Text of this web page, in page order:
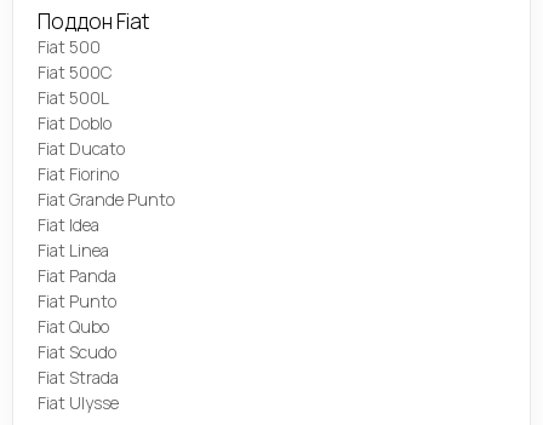
Поддон Fiat
Fiat 500
Fiat 500C
Fiat 500L
Fiat Doblo
Fiat Ducato
Fiat Fiorino
Fiat Grande Punto
Fiat Idea
Fiat Linea
Fiat Panda
Fiat Punto
Fiat Qubo
Fiat Scudo
Fiat Strada
Fiat Ulysse